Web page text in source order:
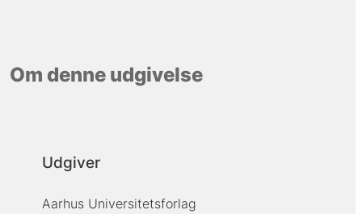
Om denne udgivelse
Udgiver
Aarhus Universitetsforlag